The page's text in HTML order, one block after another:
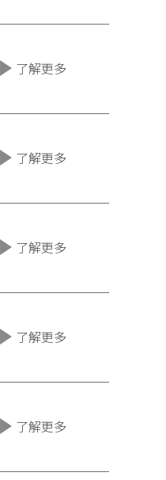
了解更多
了解更多
了解更多
了解更多
了解更多